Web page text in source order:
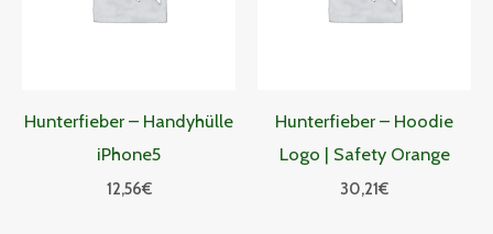
Hunterfieber – Handyhülle
iPhone5
12,56€
Hunterfieber – Hoodie
Logo | Safety Orange
30,21€